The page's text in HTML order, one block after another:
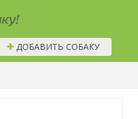
ДОБАВИТЬ СОБАКУ